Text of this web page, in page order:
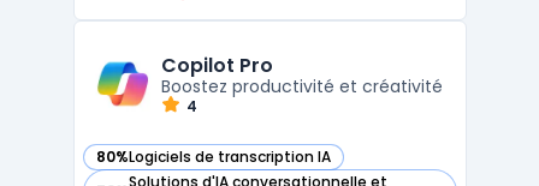
plateforme propose un accès à des
modèles de large lang ...
Copilot Pro
Boostez productivité et créativité
4
80%Logiciels de transcription IA
— voir Copilot Pro dans cette catégorie
Solutions d'IA conversationnelle et